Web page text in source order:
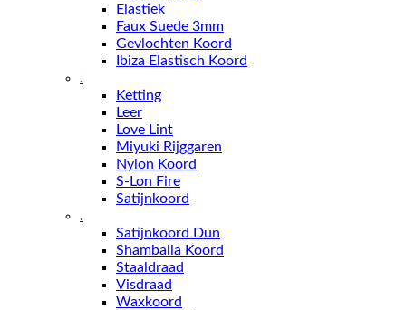
Elastiek
Faux Suede 3mm
Gevlochten Koord
Ibiza Elastisch Koord
.
Ketting
Leer
Love Lint
Miyuki Rijggaren
Nylon Koord
S-Lon Fire
Satijnkoord
.
Satijnkoord Dun
Shamballa Koord
Staaldraad
Visdraad
Waxkoord